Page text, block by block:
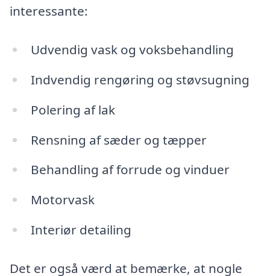
interessante:
Udvendig vask og voksbehandling
Indvendig rengøring og støvsugning
Polering af lak
Rensning af sæder og tæpper
Behandling af forrude og vinduer
Motorvask
Interiør detailing
Det er også værd at bemærke, at nogle